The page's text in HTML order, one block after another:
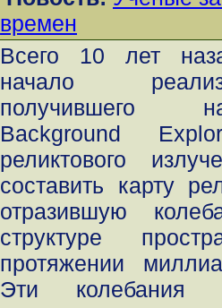
времен
Всего 10 лет
начало
получившего
Background
реликтового
составить карту
отразившую
структуре
протяжении
Эти колебания